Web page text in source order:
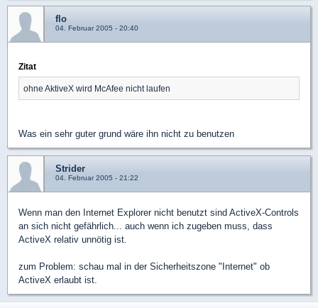
flo
04. Februar 2005 - 20:40
Zitat
ohne AktiveX wird McAfee nicht laufen
Was ein sehr guter grund wäre ihn nicht zu benutzen
Strider
04. Februar 2005 - 21:22
Wenn man den Internet Explorer nicht benutzt sind ActiveX-Controls
an sich nicht gefährlich... auch wenn ich zugeben muss, dass
ActiveX relativ unnötig ist.
zum Problem: schau mal in der Sicherheitszone "Internet" ob
ActiveX erlaubt ist.